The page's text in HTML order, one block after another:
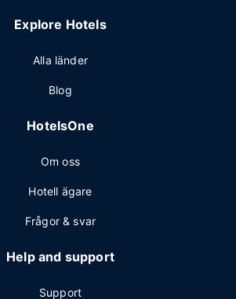
Explore Hotels
Alla länder
Blog
HotelsOne
Om oss
Hotell ägare
Frågor & svar
Help and support
Support